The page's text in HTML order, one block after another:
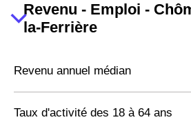
Revenu - Emploi -
la-Ferrière
Revenu annuel médian
Taux d'activité des 18 à 64 ans